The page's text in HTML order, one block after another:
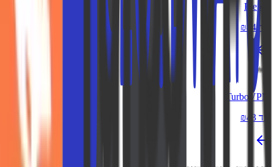
Preply
עד ₪44
TurboVPN
עד ₪43